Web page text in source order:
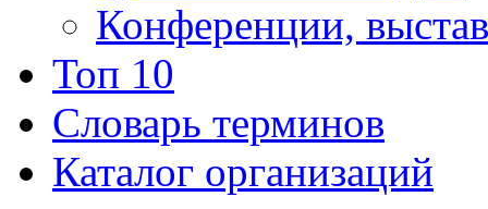
Конференции,
Топ 10
Словарь терминов
Каталог организаций